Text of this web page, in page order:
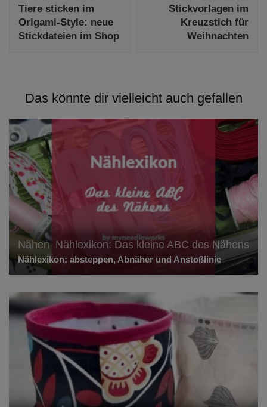
Tiere sticken im
Origami-Style: neue
Stickdateien im Shop
Stickvorlagen im
Kreuzstich für
Weihnachten
Das könnte dir vielleicht auch gefallen
Nähen, Nählexikon: Das kleine ABC des Nähens
Nählexikon: absteppen, Abnäher und Anstoßlinie